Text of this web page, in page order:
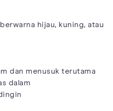
hijau, kuning, atau
dan menusuk terutama
dalam